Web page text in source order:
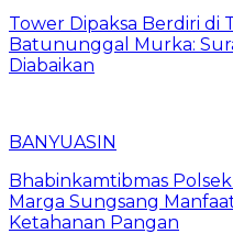
Tower Dipaksa Berdiri di
Batununggal Murka:
Diabaikan
BANYUASIN
Bhabinkamtibmas
Marga Sungsang
Ketahanan Pangan